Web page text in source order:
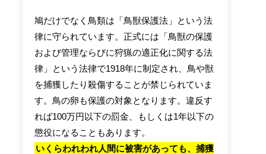
鳩だけでなく鳥類は「鳥獣保護法」という法
律に守られています。正式には「鳥獣の保護
および管理ならびに狩猟の適正化に関する法
律」という法律で1918年に制定され、鳥や獣
を捕獲したり殺傷することが禁じられていま
す。鳥の卵も保護の対象となります。違反す
れば100万円以下の罰金、もしくは1年以下の
懲役になることもあります。
いくらわれわれ人間に被害があっても、捕獲